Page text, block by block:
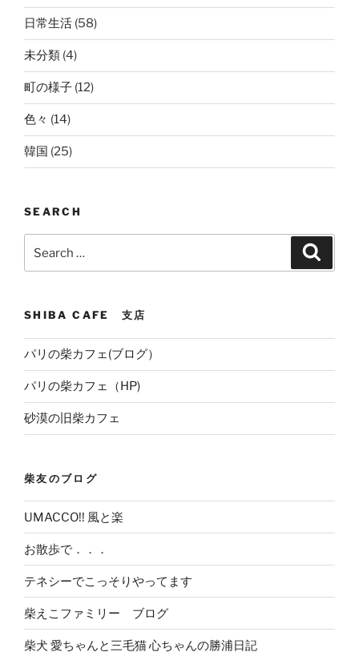
日常生活 (58)
未分類 (4)
町の様子 (12)
色々 (14)
韓国 (25)
SEARCH
for:
SHIBA CAFE 支店
パリの柴カフェ(ブログ）
パリの柴カフェ（HP)
砂漠の旧柴カフェ
柴友のブログ
UMACCO!! 風と楽
お散歩で．．．
テネシーでこっそりやってます
柴えこファミリー ブログ
柴犬 愛ちゃんと三毛猫 心ちゃんの勝浦日記